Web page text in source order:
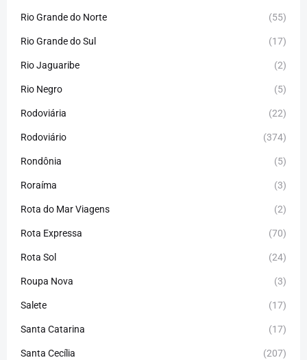
Rio Grande do Norte (55)
Rio Grande do Sul (17)
Rio Jaguaribe (2)
Rio Negro (5)
Rodoviária (22)
Rodoviário (374)
Rondônia (5)
Roraíma (3)
Rota do Mar Viagens (2)
Rota Expressa (70)
Rota Sol (24)
Roupa Nova (3)
Salete (17)
Santa Catarina (17)
Santa Cecília (207)